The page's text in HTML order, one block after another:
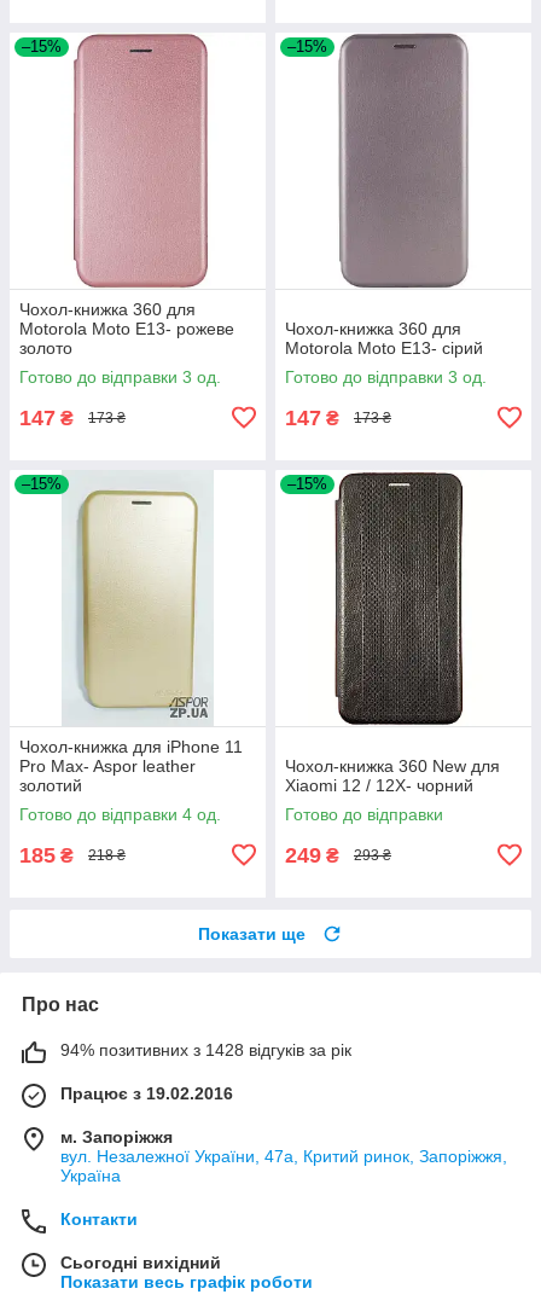
–15%
Чохол-книжка 360 для
Motorola Moto E13- рожеве
золото
Готово до відправки 3 од.
147 ₴ 173 ₴
–15%
Чохол-книжка 360 для
Motorola Moto E13- сірий
Готово до відправки 3 од.
147 ₴ 173 ₴
–15%
Чохол-книжка для iPhone 11
Pro Max- Aspor leather
золотий
Готово до відправки 4 од.
185 ₴ 218 ₴
–15%
Чохол-книжка 360 New для
Xiaomi 12 / 12X- чорний
Готово до відправки
249 ₴ 293 ₴
Показати ще
Про нас
94% позитивних з 1428 відгуків за рік
Працює з 19.02.2016
м. Запоріжжя
вул. Незалежної України, 47а, Критий ринок, Запоріжжя,
Україна
Контакти
Сьогодні вихідний
Показати весь графік роботи